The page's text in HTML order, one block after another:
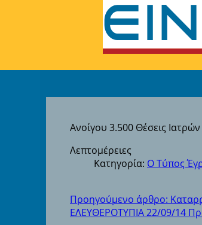
Ανοίγου 3.500 Θέσεις
Λεπτομέρειες
Κατηγορία: Ο Τύπος
Προηγούμενο άρθρο:
ΕΛΕΥΘΕΡΟΤΥΠΙΑ 22/09/14